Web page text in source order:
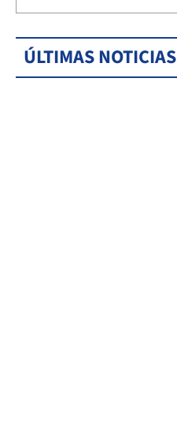
ÚLTIMAS NOTICIAS